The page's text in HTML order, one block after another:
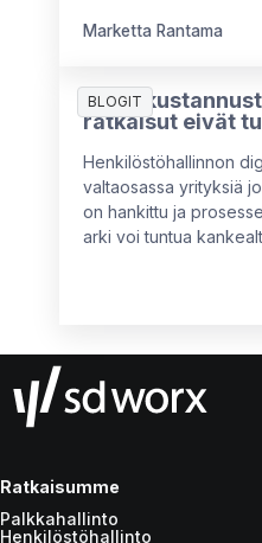
kokeneen työntekijän
Marketta Rantama
BLOGIT
7
ratkaisut eivät
Henkilöstöhallinnon
valtaosassa yrityksiä
on hankittu ja
arki voi tuntua
organisaation
parannuksista tai
toimivista ratkaisuista.
Ratkaisumme
Palkkahallinto
Henkilöstöhallinto